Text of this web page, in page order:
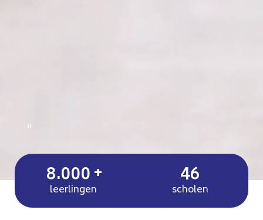
Homepage
8.000+
leerlingen 46
scholen